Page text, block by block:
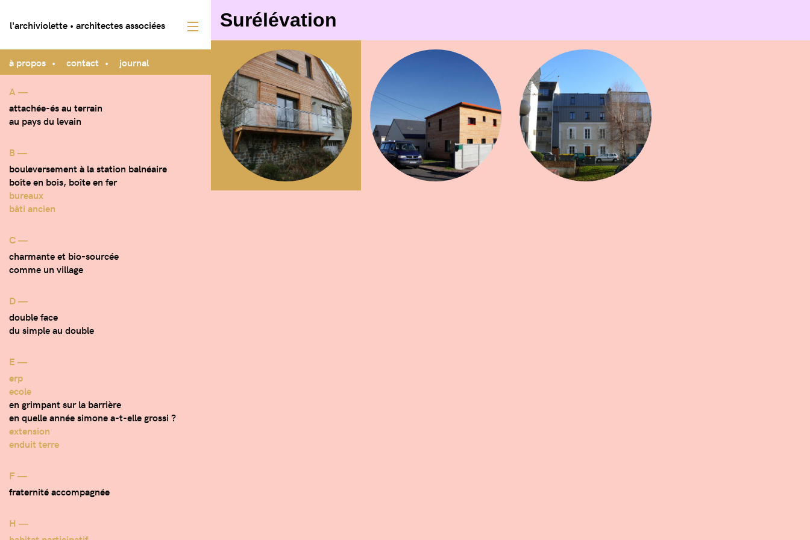
l'archiviolette • architectes associées
à propos contact journal
A ―
attachée-és au terrain
au pays du levain
B ―
bouleversement à la station balnéaire
boîte en bois, boîte en fer
bureaux
bâti ancien
C ―
charmante et bio-sourcée
comme un village
D ―
double face
du simple au double
E ―
erp
ecole
en grimpant sur la barrière
en quelle année simone a-t-elle grossi ?
extension
enduit terre
F ―
fraternité accompagnée
H ―
Surélévation